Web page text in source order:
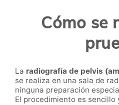
Cómo se
La radiografía de pelvis
se realiza en una sala de
ninguna preparación
El procedimiento es sencillo